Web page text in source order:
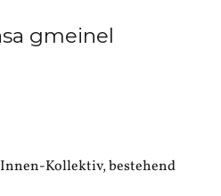
gmeinel
Kollektiv, bestehend